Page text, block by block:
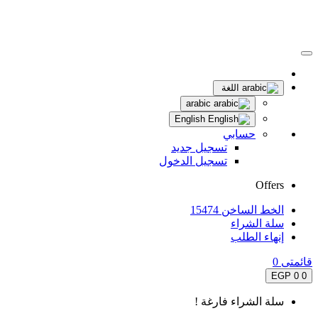
اللغة
حسابي
تسجيل جديد
تسجيل الدخول
Offers
الخط الساخن 15474
سلة الشراء
إنهاء الطلب
قائمتى 0
0
0 EGP
سلة الشراء فارغة !